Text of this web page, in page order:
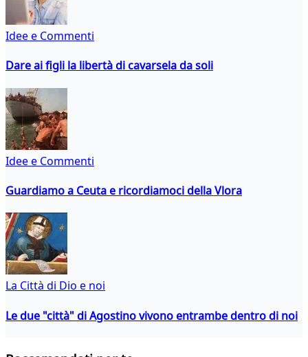
Idee e Commenti
Dare ai figli la libertà di cavarsela da soli
Idee e Commenti
Guardiamo a Ceuta e ricordiamoci della Vlora
La Città di Dio e noi
Le due "città" di Agostino vivono entrambe dentro di noi